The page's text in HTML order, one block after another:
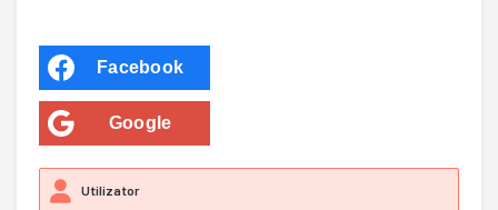
Facebook
Google